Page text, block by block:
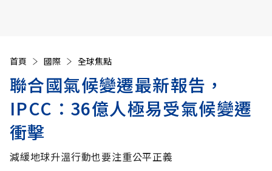
首頁 國際 全球焦點
聯合國氣候變遷最新報告，
IPCC：36億人極易受氣候變遷
衝擊
減緩地球升溫行動也要注重公平正義